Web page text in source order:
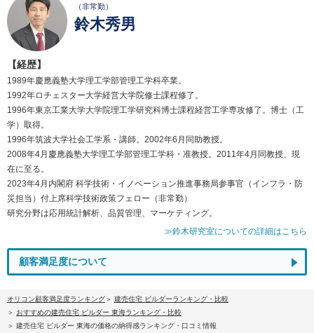
（非常勤）
鈴木秀男
【経歴】
1989年慶應義塾大学理工学部管理工学科卒業。
1992年ロチェスター大学経営大学院修士課程修了。
1996年東京工業大学大学院理工学研究科博士課程経営工学専攻修了。博士（工
学）取得。
1996年筑波大学社会工学系・講師。2002年6月同助教授。
2008年4月慶應義塾大学理工学部管理工学科・准教授。2011年4月同教授、現
在に至る。
2023年4月内閣府 科学技術・イノベーション推進事務局参事官（インフラ・防
災担当）付上席科学技術政策フェロー（非常勤）
研究分野は応用統計解析、品質管理、マーケティング。
≫鈴木研究室についての詳細はこちら
顧客満足度について
オリコン顧客満足度ランキング
建売住宅 ビルダーランキング・比較
おすすめの建売住宅 ビルダー 東海ランキング・比較
建売住宅 ビルダー 東海の価格の納得感ランキング・口コミ情報